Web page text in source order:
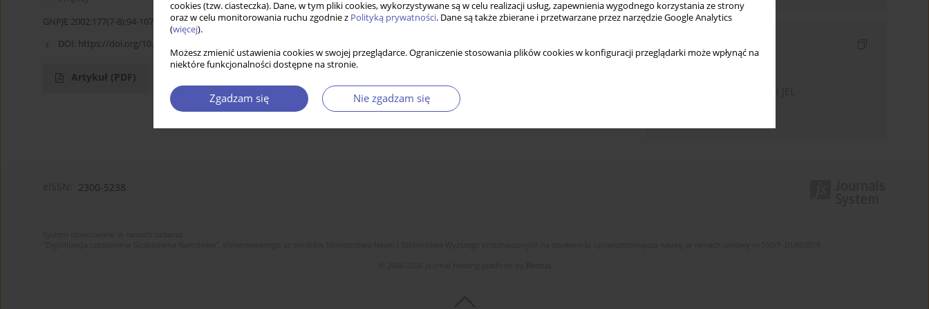
cookies (tzw. ciasteczka). Dane, w tym pliki cookies, wykorzystywane są w celu realizacji usług, zapewnienia wygodnego korzystania ze strony
oraz w celu monitorowania ruchu zgodnie z Polityką prywatności. Dane są także zbierane i przetwarzane przez narzędzie Google Analytics
(więcej).
Możesz zmienić ustawienia cookies w swojej przeglądarce. Ograniczenie stosowania plików cookies w konfiguracji przeglądarki może wpłynąć na
niektóre funkcjonalności dostępne na stronie.
Zgadzam się Nie zgadzam się
GNPJE 2002;177(7-8):94-107
DOI: https://doi.org/10.33119/GN/113852
Artykuł (PDF)
2300-5238